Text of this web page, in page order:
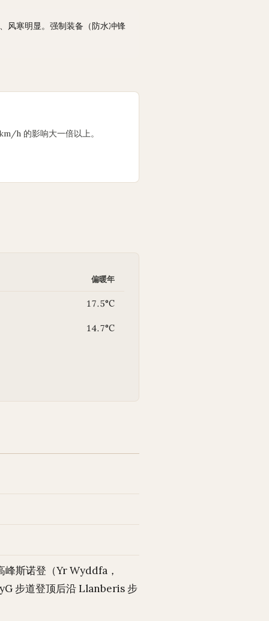
风寒明显。强制装备（防水冲锋
h 的影响大一倍以上。
偏暖年
17.5°C
14.7°C
峰斯诺登（Yr Wyddfa，
步道登顶后沿 Llanberis 步